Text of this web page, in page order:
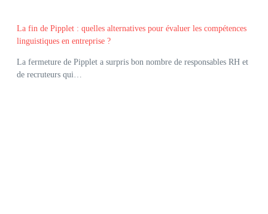
La fin de Pipplet : quelles alternatives pour évaluer les compétences
linguistiques en entreprise ?
La fermeture de Pipplet a surpris bon nombre de responsables RH et
de recruteurs qui…